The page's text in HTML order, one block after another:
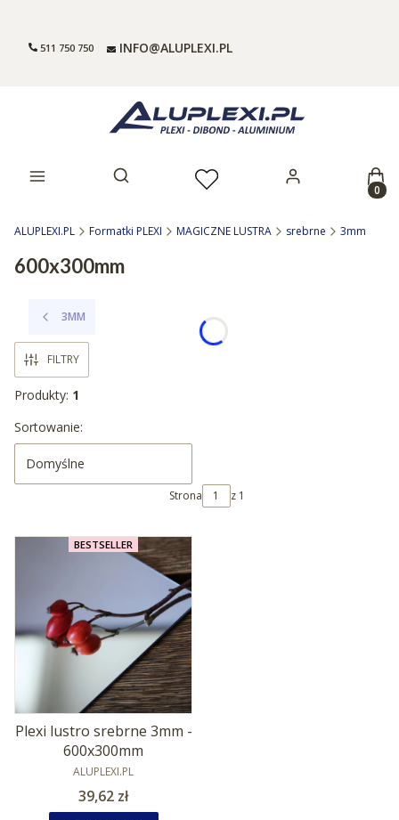
511 750 750 INFO@ALUPLEXI.PL
Otwórz wyszukiwarkę
ALUPLEXI.PL Formatki PLEXI MAGICZNE LUSTRA srebrne 3mm
600x300mm
3MM
FILTRY
Produkty: 1
Lista produktów
Sortowanie:
Domyślne
Strona z 1
BESTSELLER
Plexi lustro srebrne 3mm -
600x300mm
PRODUCENT
ALUPLEXI.PL
Cena
39,62 zł